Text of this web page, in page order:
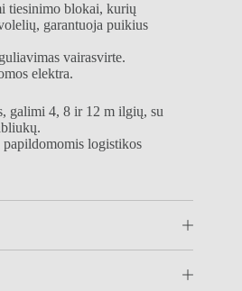
tiesinimo blokai, kurių
garantuoja puikius
vairasvirte.
elektra.
galimi 4, 8 ir 12 m ilgių, su
logistikos